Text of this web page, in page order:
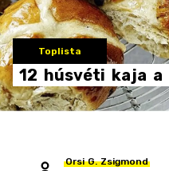
Toplista
12 húsvéti kaja a
Orsi G. Zsigmond